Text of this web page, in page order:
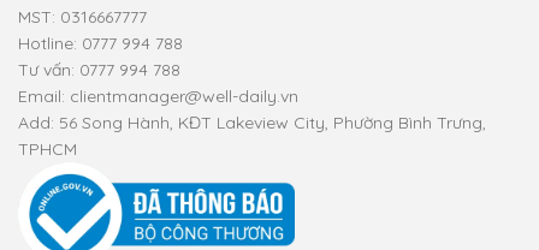
MST: 0316667777
Hotline: 0777 994 788
Tư vấn: 0777 994 788
Email: clientmanager@well-daily.vn
Add: 56 Song Hành, KĐT Lakeview City, Phường Bình Trưng,
TPHCM